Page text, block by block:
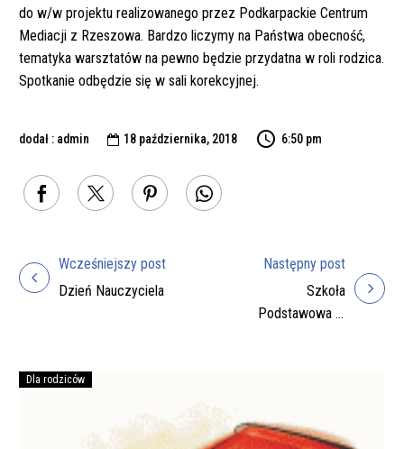
do w/w projektu realizowanego przez Podkarpackie Centrum
Mediacji z Rzeszowa. Bardzo liczymy na Państwa obecność,
tematyka warsztatów na pewno będzie przydatna w roli rodzica.
Spotkanie odbędzie się w sali korekcyjnej.
dodał : admin  18 października, 2018 6:50 pm
Nawigacja
Wcześniejszy post
Dzień Nauczyciela
Następny post
Szkoła
Podstawowa w
rok
Dla rodziców